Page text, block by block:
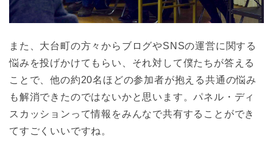
また、大台町の方々からブログやSNSの運営に関する
悩みを投げかけてもらい、それ対して僕たちが答える
ことで、他の約20名ほどの参加者が抱える共通の悩み
も解消できたのではないかと思います。パネル・ディ
スカッションって情報をみんなで共有することができ
てすごくいいですね。